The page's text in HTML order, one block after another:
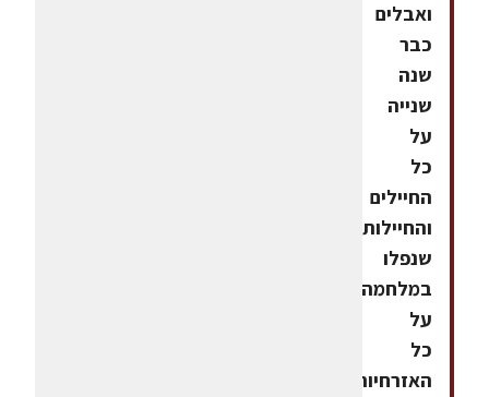
ואבלים
כבר
שנה
שנייה
על
כל
החיילים
והחיילות
שנפלו
במלחמה,
על
כל
האזרחיות